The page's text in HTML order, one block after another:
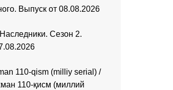
Выпуск от 08.08.2026
Сезон 2.
110-qism (milliy serial) /
110-қисм (миллий